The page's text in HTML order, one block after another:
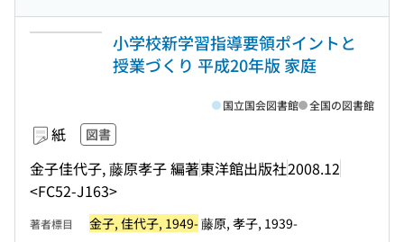
小学校新学習指導要領ポイントと
授業づくり 平成20年版 家庭
紙 図書
金子佳代子, 藤原孝子 編著東洋館出版社2008.12
<FC52-J163>
国立国会図書館 全国の図書館
著者標目 金子, 佳代子, 1949-藤原, 孝子, 1939-